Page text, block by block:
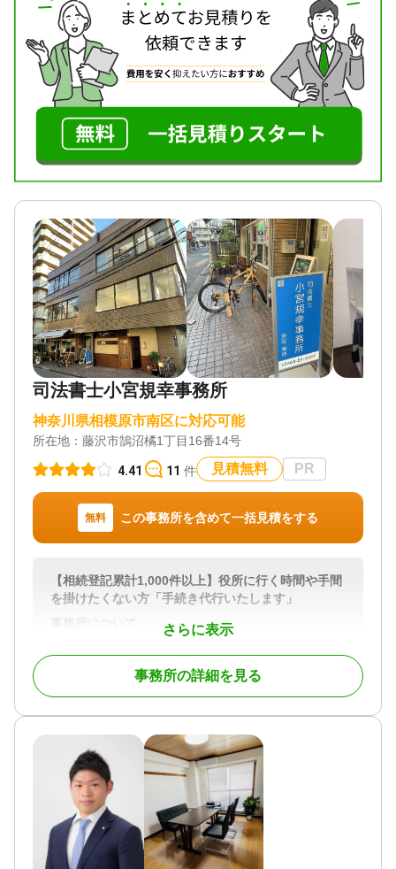
当事務所では、税理士や司法書士といった他士業に
くわえ、不動産業界やファイナンシャルプランナ
ー、終活アドバイザーなど幅広い業種の専門家との
連携体制を整えています。
不動産や相続税が関わる相続問題も、ワンストップ
でスピーディーな対応が可能です。
ご多忙な方のために、平日夜間や休日のご相談にも
対応可能です。
ご予約の際に、ご遠慮なくお申し付けください。
ら、さまざまな法的知識が求められる複雑な手続き
です。
相続に関するお悩みは、当事務所へご相談くださ
い。
対応地域
神奈川県 東京都
対応業務
遺言書 / 遺産分割 / 相続登記 / 相続放棄 / 家族信託 /
（弁護士相談）
土日相談可 / 初回相談無料 / 18時以降相談可 / 事務所
市、逗子市、横須賀市、平塚市、小田原市、大磯
町、二宮町、秦野市、綾瀬市 他）
対応業務
遺言書 / 遺産分割 / 生前贈与 / 相続財産調査 / 相続登
記 / 相続放棄 / 成年後見 / 家族信託 / 相続手続き / 銀
行手続き / 戸籍収集 / 相続人調査 / 生前贈与（不動産
名義変更）
対応体制
訪問可 / 女性スタッフ対応可 / 土日相談可 / 初回相談
無料 / 18時以降相談可 / オンライン面談可 / 事務所面
談可
司法書士小宮規幸事務所
神奈川県相模原市南区に対応可能
所在地： 藤沢市鵠沼橘1丁目16番14号
4.41 11 件 見積無料 PR
無料 この事務所を含めて一括見積をする
さらに表示
【相続登記累計1,000件以上】役所に行く時間や手間
を掛けたくない方「手続き代行いたします」
事務所について
当事務所は、2006年に開業し当初より「迅速丁寧な
対応を適正価格にてご提供」できるよう心掛けてお
対応地域
神奈川県全域
対応業務
遺言書 / 遺産分割 / 相続財産調査 / 相続登記 / 相続放
棄 / 成年後見 / 相続手続き / 銀行手続き / 戸籍収集 /
相続人調査 / 生前贈与（不動産名義変更）
対応体制
電話相談可 / 訪問可 / 女性スタッフ対応可 / 土日相談
事務所の詳細を見る